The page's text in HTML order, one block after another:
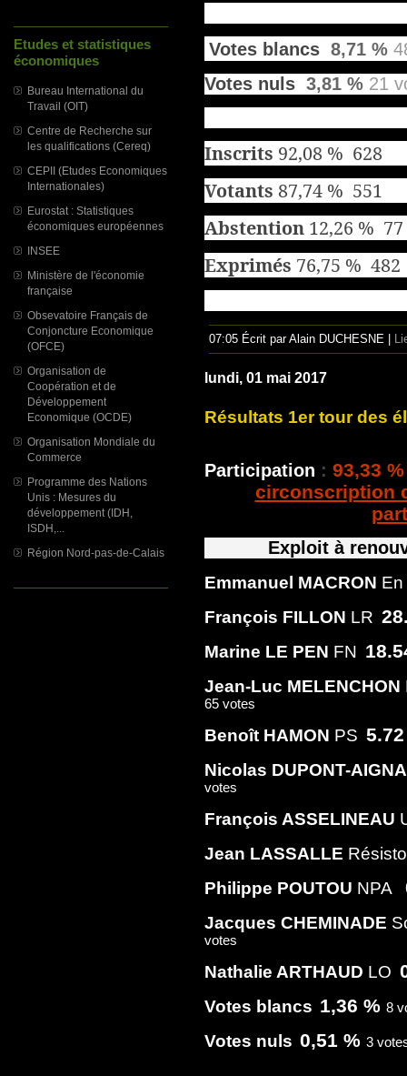
Etudes et statistiques
économiques
Bureau International du
Travail (OIT)
Centre de Recherche sur
les qualifications (Cereq)
CEPII (Etudes Economiques
Internationales)
Eurostat : Statistiques
économiques européennes
INSEE
Ministère de l'économie
française
Obsevatoire Français de
Conjoncture Economique
(OFCE)
Organisation de
Coopération et de
Développement
Economique (OCDE)
Organisation Mondiale du
Commerce
Programme des Nations
Unis : Mesures du
développement (IDH,
ISDH,...
Région Nord-pas-de-Calais
Votes blancs 8,71 %
Votes nuls 3,81 % 21
Inscrits 92,08 % 628
Votants 87,74 % 551
Abstention 12,26 % 77
Exprimés 76,75 % 482
07:05 Écrit par Alain DUCHESNE |
lundi, 01 mai 2017
Résultats 1er tour des
Participation : 93,33
circonscription
Exploit à
Emmanuel MACRON
François FILLON LR
Marine LE PEN FN
Jean-Luc MELENCHON
65 votes
Benoît HAMON PS
Nicolas DUPONT-
votes
François ASSELINEAU
Jean LASSALLE
Philippe POUTOU NPA
Jacques CHEMINADE
votes
Nathalie ARTHAUD LO
Votes blancs 1,36 % 8
Votes nuls 0,51 % 3